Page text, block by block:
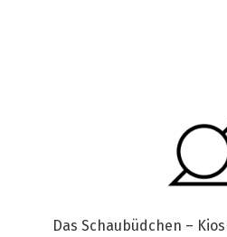
Das Schaubüdchen –